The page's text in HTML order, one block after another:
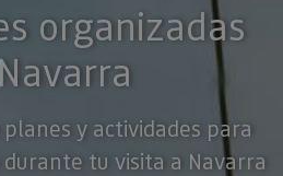
organizadas
y actividades para
tu visita a Navarra